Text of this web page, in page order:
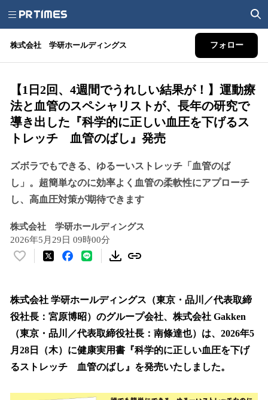
株式会社 学研ホールディングス フォロー
【1日2回、4週間でうれしい結果が！】運動療
法と血管のスペシャリストが、長年の研究で
導き出した『科学的に正しい血圧を下げるス
トレッチ 血管のばし』発売
ズボラでもできる、ゆるーいストレッチ「血管のば
し」。超簡単なのに効率よく血管の柔軟性にアプローチ
し、高血圧対策が期待できます
株式会社 学研ホールディングス
2026年5月29日 09時00分
い
！
数
を
読
み
込
株式会社 学研ホールディングス（東京・品川／代表取締
役社長：宮原博昭）のグループ会社、株式会社 Gakken
（東京・品川／代表取締役社長：南條達也）は、2026年5
月28日（木）に健康実用書『科学的に正しい血圧を下げ
るストレッチ 血管のばし』を発売いたしました。